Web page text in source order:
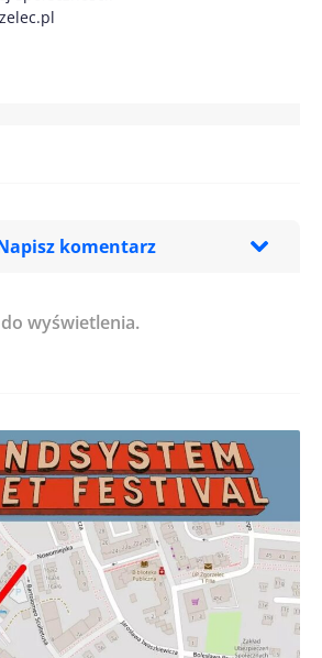
komentarz
dane w tej przeglądarce podczas
komentarzy.
wyświetlenia.